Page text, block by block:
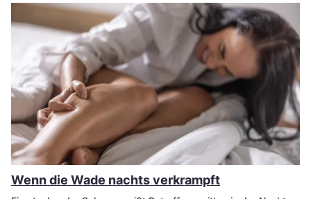
Wenn die Wade nachts verkrampft